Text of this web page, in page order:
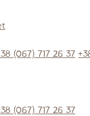
(067) 717 26 37
(067) 717 26 37